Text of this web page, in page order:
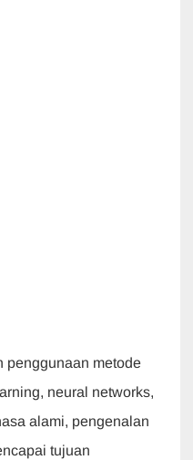
penggunaan metode
neural networks,
alami, pengenalan
tujuan